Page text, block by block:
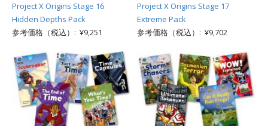
Project X Origins Stage 16
Hidden Depths Pack
参考価格（税込）: ¥9,251
Project X Origins Stage 17
Extreme Pack
参考価格（税込）: ¥9,702